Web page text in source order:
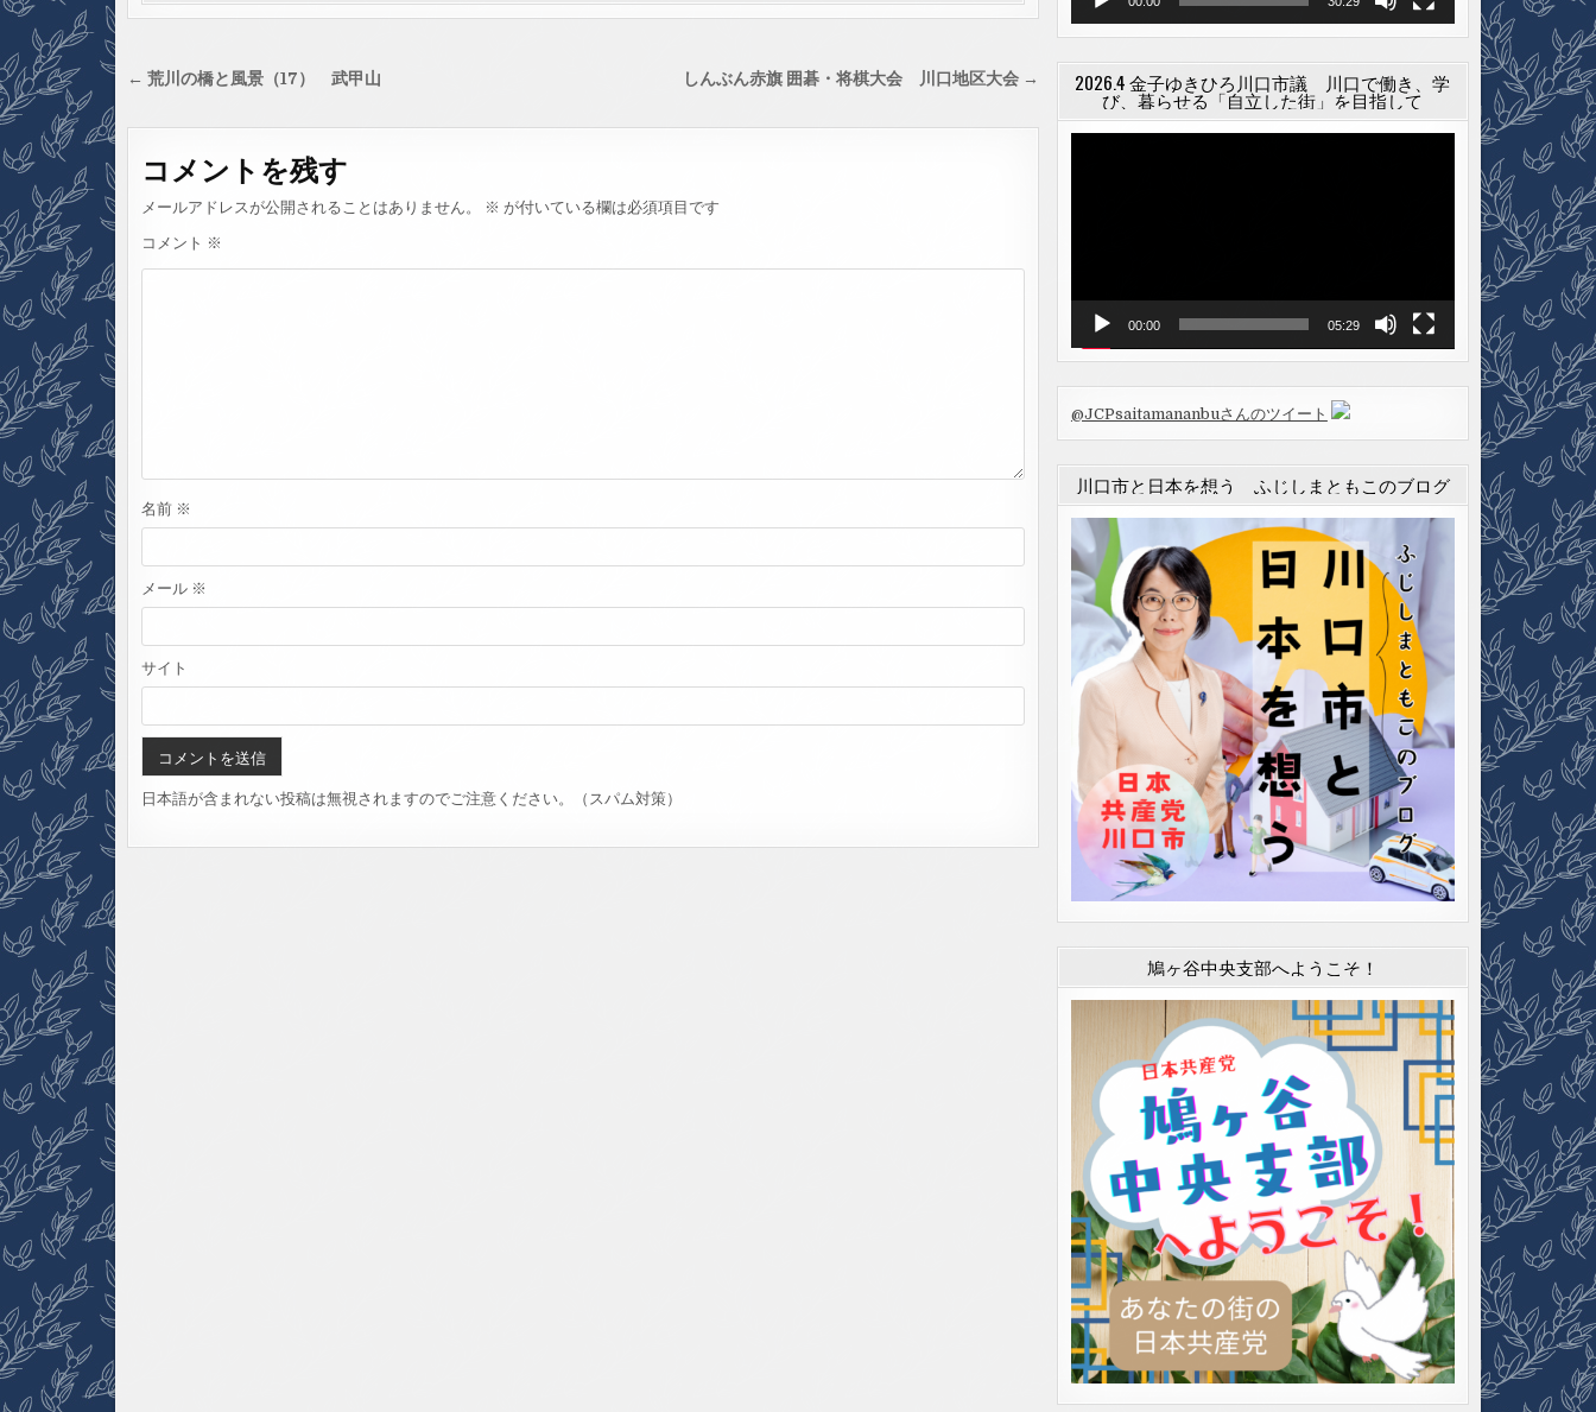
投
ビ
ゲ
ー
シ
しんぶん赤旗 囲碁・将棋大会 川口地区大会 →
← 荒川の橋と風景（17） 武甲山
コメントを残す
メールアドレスが公開されることはありません。 ※ が付いている欄は必須項目です
コメント ※
名前 ※
メール ※
サイト
日本語が含まれない投稿は無視されますのでご注意ください。（スパム対策）
2026.4 金子ゆきひろ川口市議 川口で働き、学
び、暮らせる「自立した街」を目指して
00:00 05:29
@JCPsaitamananbuさんのツイート
川口市と日本を想う ふじしまともこのブログ
鳩ヶ谷中央支部へようこそ！